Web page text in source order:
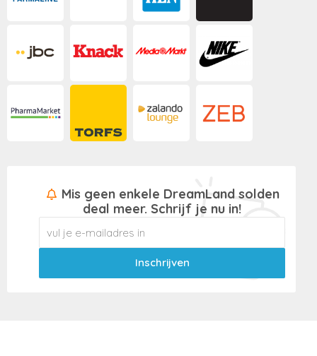
Mis geen enkele DreamLand solden
deal meer. Schrijf je nu in!